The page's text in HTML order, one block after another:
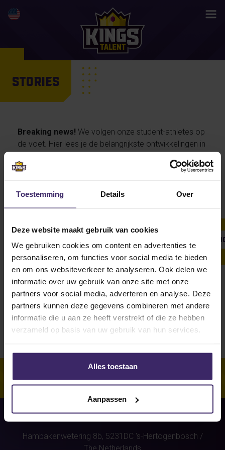
Toestemming Details Over
Deze website maakt gebruik van cookies
We gebruiken cookies om content en advertenties te
personaliseren, om functies voor social media te bieden
en om ons websiteverkeer te analyseren. Ook delen we
informatie over uw gebruik van onze site met onze
partners voor social media, adverteren en analyse. Deze
partners kunnen deze gegevens combineren met andere
informatie die u aan ze heeft verstrekt of die ze hebben
verzameld op basis van uw gebruik van hun services.
Alles toestaan
Aanpassen
STORIES
Breaking news! We volgen onze student-athletes op
de voet. Hier lees je de belangrijkste ontwikkelingen in
persoonlijke verhalen van onze talenten… en straks
Unfortunately, for this athlete
(Vince Stans)were no stories
found.
Hambakenwetering 8b, 5231DC 's-Hertogenbosch /